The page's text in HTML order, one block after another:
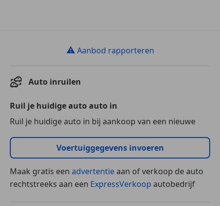
⚠ Aanbod rapporteren
Auto inruilen
Ruil je huidige auto auto in
Ruil je huidige auto in bij aankoop van een nieuwe
Voertuiggegevens invoeren
Maak gratis een advertentieaan of verkoop de auto
rechtstreeks aan een ExpressVerkoop autobedrijf